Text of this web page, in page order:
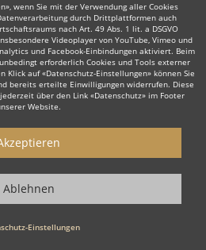
Party, Weihnachtsfeier oder
und buchen Sie Ihre individuelle Live-
individuell & professionell.
Blog
wenn Sie mit der Verwendung aller Cookies
durch Drittplattformen auch
nach Art. 49 Abs. 1 lit. a DSGVO
Videoplayer von YouTube, Vimeo und
und Facebook-Einbindungen aktiviert. Beim
erforderlich Cookies und Tools externer
auf «Datenschutz-Einstellungen» können Sie
bereits erteilte Einwilligungen widerrufen. Diese
über den Link «Datenschutz» im Footer
Website.
Einstellungen
Ablehnen